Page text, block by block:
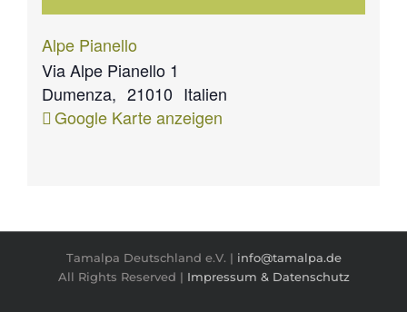
Alpe Pianello
Via Alpe Pianello 1
Dumenza, 21010 Italien
Google Karte anzeigen
Tamalpa Deutschland e.V. | info@tamalpa.de
All Rights Reserved | Impressum & Datenschutz